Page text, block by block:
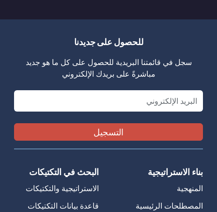
للحصول على جديدنا
سجل في قائمتنا البريدية للحصول على كل ما هو جديد
مباشرةً على بريدك الإلكتروني
Email
بناء الاستراتيجية
المنهجية
المصطلحات الرئيسية
البحث في التكتيكات
الاستراتيجية والتكتيكات
قاعدة بيانات التكتيكات